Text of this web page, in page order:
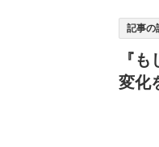
記事の
『
変化